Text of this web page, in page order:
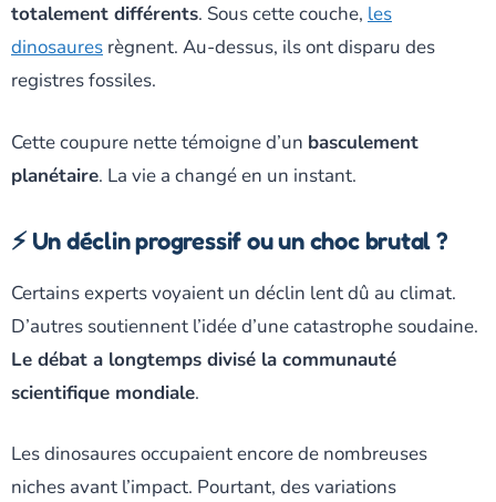
totalement différents. Sous cette couche, les
dinosaures règnent. Au-dessus, ils ont disparu des
registres fossiles.
Cette coupure nette témoigne d’un basculement
planétaire. La vie a changé en un instant.
⚡ Un déclin progressif ou un choc brutal ?
Certains experts voyaient un déclin lent dû au climat.
D’autres soutiennent l’idée d’une catastrophe soudaine.
Le débat a longtemps divisé la communauté
scientifique mondiale.
Les dinosaures occupaient encore de nombreuses
niches avant l’impact. Pourtant, des variations